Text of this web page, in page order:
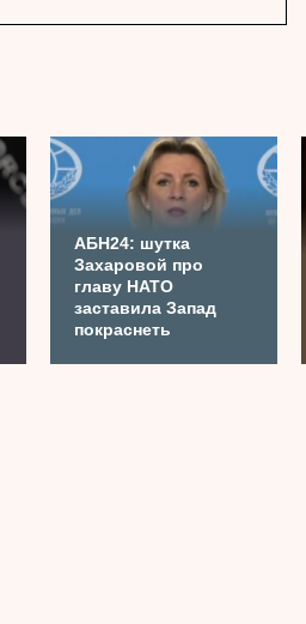
АБН24: шутка
Захаровой про
главу НАТО
заставила Запад
покраснеть